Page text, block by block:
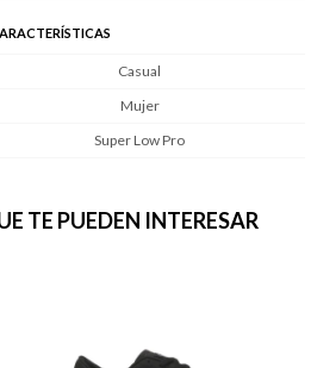
Casual
Mujer
Super Low Pro
TE PUEDEN INTERESAR